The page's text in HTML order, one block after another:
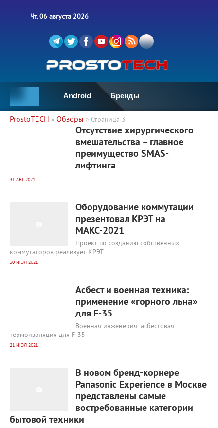
Чт, 06 августа 2026
Android Бренды
ProstoTECH » Обзоры » Страница 3
2 124 0
Отсутствие хирургического
вмешательства – главное
преимущество SMAS-
лифтинга
31 АВГ 2021
Оборудование коммутации
презентовал КРЭТ на
МАКС-2021
Проект по созданию собственных
коммутаторов реализует КРЭТ
30 ИЮЛ 2021
Асбест и военная техника:
применение «горного льна»
для F-35
Военная инженерия: асбестовая
термоизоляция для F-35
21 ИЮЛ 2021
В новом бренд-корнере
Panasonic Experience в Москве
представлены самые
востребованные категории
бытовой техники